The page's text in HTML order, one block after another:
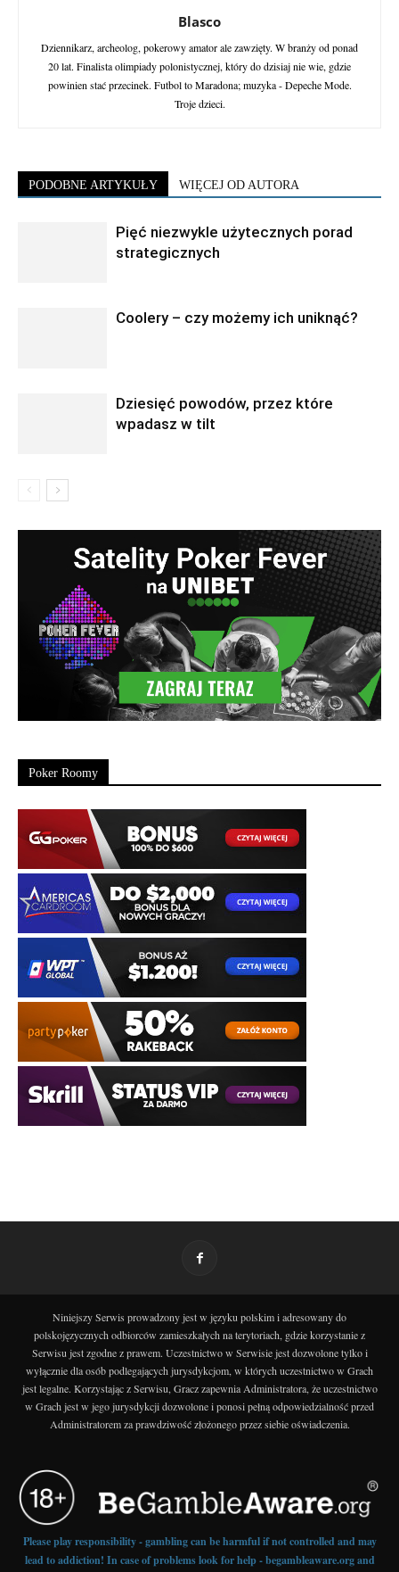
Blasco
Dziennikarz, archeolog, pokerowy amator ale zawzięty. W branży od ponad
20 lat. Finalista olimpiady polonistycznej, który do dzisiaj nie wie, gdzie
powinien stać przecinek. Futbol to Maradona; muzyka - Depeche Mode.
Troje dzieci.
PODOBNE ARTYKUŁY WIĘCEJ OD AUTORA
Pięć niezwykle użytecznych porad
strategicznych
Coolery – czy możemy ich uniknąć?
Dziesięć powodów, przez które
wpadasz w tilt
Poker Roomy
Niniejszy Serwis prowadzony jest w języku polskim i adresowany do
polskojęzycznych odbiorców zamieszkałych na terytoriach, gdzie korzystanie z
Serwisu jest zgodne z prawem. Uczestnictwo w Serwisie jest dozwolone tylko i
wyłącznie dla osób podlegających jurysdykcjom, w których uczestnictwo w Grach
jest legalne. Korzystając z Serwisu, Gracz zapewnia Administratora, że uczestnictwo
w Grach jest w jego jurysdykcji dozwolone i ponosi pełną odpowiedzialność przed
Administratorem za prawdziwość złożonego przez siebie oświadczenia.
Please play responsibility - gambling can be harmful if not controlled and may
lead to addiction! In case of problems look for help - begambleaware.org and